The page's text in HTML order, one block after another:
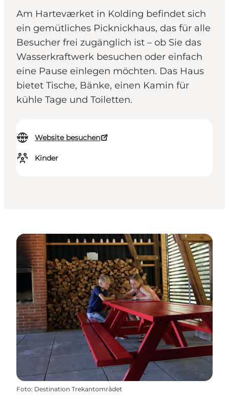
Am Harteværket in Kolding befindet sich
ein gemütliches Picknickhaus, das für alle
Besucher frei zugänglich ist – ob Sie das
Wasserkraftwerk besuchen oder einfach
eine Pause einlegen möchten. Das Haus
bietet Tische, Bänke, einen Kamin für
kühle Tage und Toiletten.
Website besuchen
Kinder
Foto: Destination Trekantområdet